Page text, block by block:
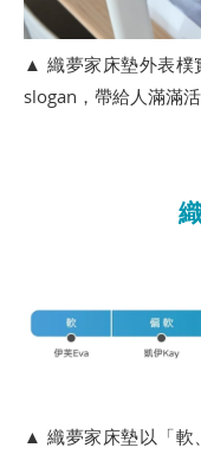
▲ 織夢家床墊外表樸
slogan，帶給人滿滿
▲ 織夢家床墊以「軟